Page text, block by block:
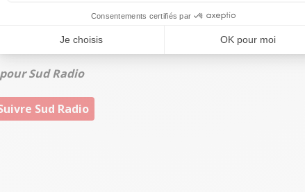
des colis. Bientôt, notre cher facteur qu’on est
ce sera un sous-traitant. Je pense que, pour la qualité
Sud Radio
Sud Radio